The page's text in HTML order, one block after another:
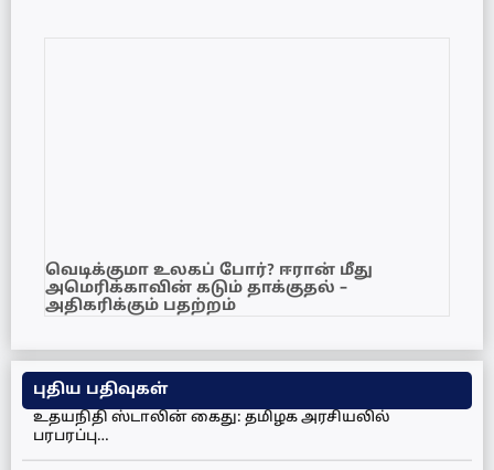
வெடிக்குமா உலகப் போர்? ஈரான் மீது
அமெரிக்காவின் கடும் தாக்குதல் –
அதிகரிக்கும் பதற்றம்
புதிய பதிவுகள்
உதயநிதி ஸ்டாலின் கைது: தமிழக அரசியலில்
பரபரப்பு…